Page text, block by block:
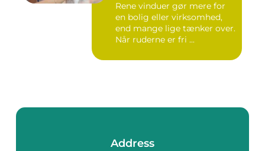
Rene vinduer gør mere for
en bolig eller virksomhed,
end mange lige tænker over.
Når ruderne er fri ...
Address